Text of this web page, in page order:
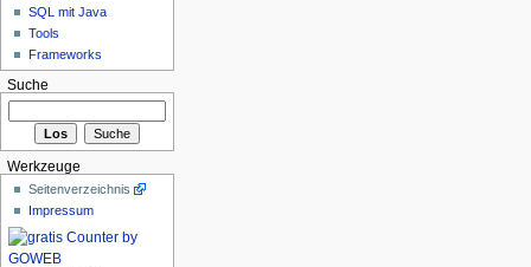
SQL mit Java
Tools
Frameworks
Suche
Werkzeuge
Seitenverzeichnis
Impressum